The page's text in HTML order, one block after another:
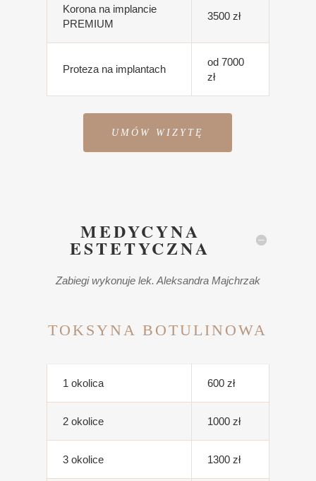
Korona na implancie
PREMIUM
3500 zł
Proteza na implantach
od 7000
zł
UMÓW WIZYTĘ
MEDYCYNA
ESTETYCZNA
Zabiegi wykonuje lek. Aleksandra Majchrzak
TOKSYNA BOTULINOWA
1 okolica 600 zł
2 okolice 1000 zł
3 okolice 1300 zł